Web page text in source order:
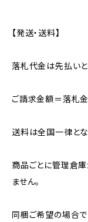
【発送・送料】
落札代金は先払いと
ご請求金額＝落札
送料は全国一律とな
商品ごとに管理倉
ません。
同梱ご希望の場合